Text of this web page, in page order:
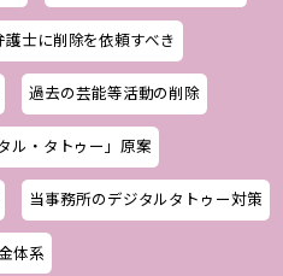
士に削除を依頼すべき
過去の芸能等活動の削除
ル・タトゥー」原案
当事務所のデジタルタトゥー対策
体系